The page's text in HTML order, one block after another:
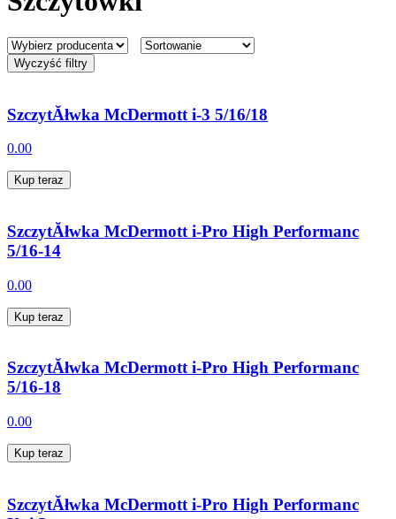
Wyczyść filtry
SzczytĂłwka McDermott i-3 5/16/18
0.00
Kup teraz
SzczytĂłwka McDermott i-Pro High Performanc
5/16-14
0.00
Kup teraz
SzczytĂłwka McDermott i-Pro High Performanc
5/16-18
0.00
Kup teraz
SzczytĂłwka McDermott i-Pro High Performanc